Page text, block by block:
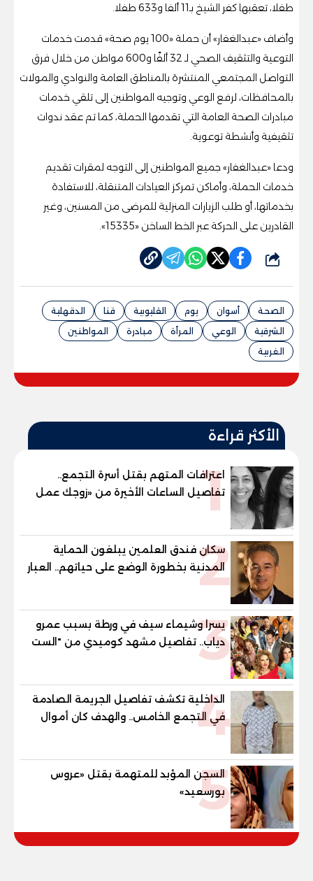
طفلا، تعقبها كفر الشيخ بـ11 ألفا و633 طفلا.
وأضاف «عبدالغفار» أن حملة «100 يوم صحة» قدمت خدمات
التوعية والتثقيف الصحي لـ 32 ألفًا و600 مواطن من خلال فرق
التواصل المجتمعي المنتشرة بالمناطق العامة والنوادي والمولات
بالمحافظات، لرفع الوعي وتوجيه المواطنين إلى تلقي خدمات
مبادرات الصحة العامة التي تقدمها الحملة، كما تم عقد ندوات
تثقيفية وأنشطة توعوية.
ودعا «عبدالغفار» جميع المواطنين إلى التوجه لمقرات تقديم
خدمات الحملة، وأماكن تمركز العيادات المتنقلة، للاستفادة
بخدماتها، أو طلب الزيارات المنزلية للمرضى من المسنين، وغير
القادرين على الحركة عبر الخط الساخن «15335».
شارك
الصحة أسوان يوم القليوبية قنا
الدقهلية
الشرقية
الوعي المرأة مبادرة
المواطنين
الغربية
الأكثر قراءة
1
اعترافات المتهم بقتل أسرة التجمع..
تفاصيل الساعات الأخيرة من «زوجك عمل
حادثة» حتى إطلاق النار
2
سكان فندق العلمين يبلغون الحماية
المدنية بخطورة الوضع على حياتهم.. العبار
لا يسمح لنا بدخول بيوتنا إلا من الجراج
3
يسرا وشيماء سيف في ورطة بسبب عمرو
دياب.. تفاصيل مشهد كوميدي من "الست
لما"
4
الداخلية تكشف تفاصيل الجريمة الصادمة
في التجمع الخامس.. والهدف كان أموال
وسبائك ذهبية.
5
السجن المؤبد للمتهمة بقتل «عروس
بورسعيد»